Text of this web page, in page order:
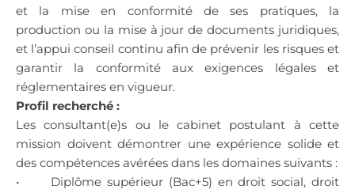
et la mise en conformité de ses pratiques, la
production ou la mise à jour de documents juridiques,
et l’appui conseil continu afin de prévenir les risques et
garantir la conformité aux exigences légales et
réglementaires en vigueur.
Profil recherché :
Les consultant(e)s ou le cabinet postulant à cette
mission doivent démontrer une expérience solide et
des compétences avérées dans les domaines suivants :
• Diplôme supérieur (Bac+5) en droit social, droit